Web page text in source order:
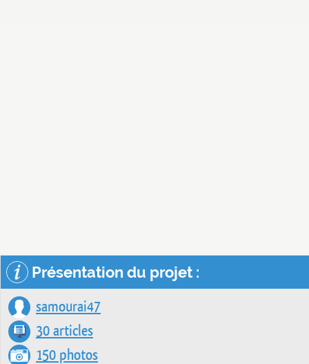
Présentation du projet :
samourai47
30 articles
150 photos